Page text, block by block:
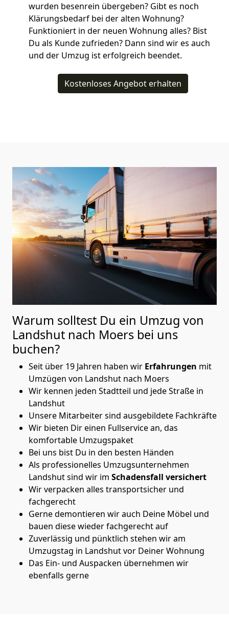
wurden besenrein übergeben? Gibt es noch
Klärungsbedarf bei der alten Wohnung?
Funktioniert in der neuen Wohnung alles? Bist
Du als Kunde zufrieden? Dann sind wir es auch
und der Umzug ist erfolgreich beendet.
Kostenloses Angebot erhalten
Warum solltest Du ein Umzug von
Landshut nach Moers bei uns
buchen?
Seit über 19 Jahren haben wir Erfahrungen mit
Umzügen von Landshut nach Moers
Wir kennen jeden Stadtteil und jede Straße in
Landshut
Unsere Mitarbeiter sind ausgebildete Fachkräfte
Wir bieten Dir einen Fullservice an, das
komfortable Umzugspaket
Bei uns bist Du in den besten Händen
Als professionelles Umzugsunternehmen
Landshut sind wir im Schadensfall versichert
Wir verpacken alles transportsicher und
fachgerecht
Gerne demontieren wir auch Deine Möbel und
bauen diese wieder fachgerecht auf
Zuverlässig und pünktlich stehen wir am
Umzugstag in Landshut vor Deiner Wohnung
Das Ein- und Auspacken übernehmen wir
ebenfalls gerne